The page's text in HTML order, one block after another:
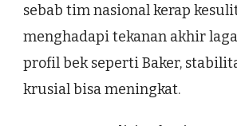
sebab tim nasional kerap
menghadapi tekanan akhir
profil bek seperti Baker,
krusial bisa meningkat.